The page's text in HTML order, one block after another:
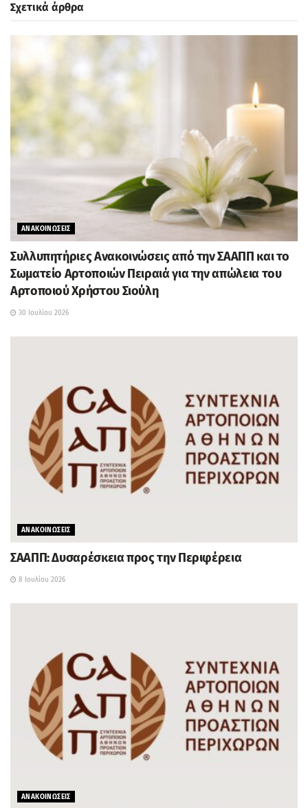
Σχετικά άρθρα
ΑΝΑΚΟΙΝΩΣΕΙΣ
Συλλυπητήριες Ανακοινώσεις από την ΣΑΑΠΠ και το
Σωματείο Αρτοποιών Πειραιά για την απώλεια του
Αρτοποιού Χρήστου Σιούλη
30 Ιουλίου 2026
ΑΝΑΚΟΙΝΩΣΕΙΣ
ΣΑΑΠΠ: Δυσαρέσκεια προς την Περιφέρεια
8 Ιουλίου 2026
ΑΝΑΚΟΙΝΩΣΕΙΣ